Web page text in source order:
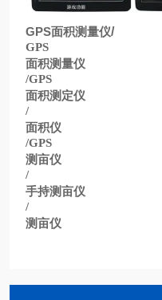
GPS面积测量仪/
GPS
面积测量仪
/GPS
面积测定仪
/
面积仪
/GPS
测亩仪
/
手持测亩仪
/
测亩仪